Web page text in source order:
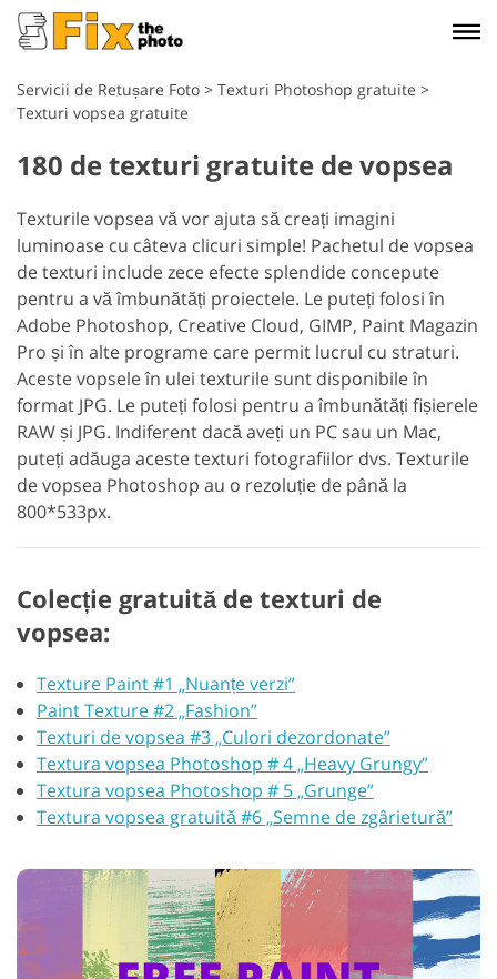
Servicii de Retușare Foto > Texturi Photoshop gratuite >
Texturi vopsea gratuite
180 de texturi gratuite de vopsea
Texturile vopsea vă vor ajuta să creați imagini
luminoase cu câteva clicuri simple! Pachetul de vopsea
de texturi include zece efecte splendide concepute
pentru a vă îmbunătăți proiectele. Le puteți folosi în
Adobe Photoshop, Creative Cloud, GIMP, Paint Magazin
Pro și în alte programe care permit lucrul cu straturi.
Aceste vopsele în ulei texturile sunt disponibile în
format JPG. Le puteți folosi pentru a îmbunătăți fișierele
RAW și JPG. Indiferent dacă aveți un PC sau un Mac,
puteți adăuga aceste texturi fotografiilor dvs. Texturile
de vopsea Photoshop au o rezoluție de până la
800*533px.
Colecție gratuită de texturi de
vopsea:
Texture Paint #1 „Nuanțe verzi”
Paint Texture #2 „Fashion”
Texturi de vopsea #3 „Culori dezordonate”
Textura vopsea Photoshop # 4 „Heavy Grungy”
Textura vopsea Photoshop # 5 „Grunge”
Textura vopsea gratuită #6 „Semne de zgârietură”